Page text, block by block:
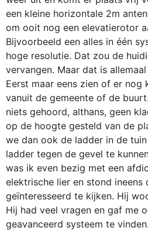
een kleine horizontale 2m
om ooit nog een elevatierotor
Bijvoorbeeld een alles in één
hoge resolutie. Dat zou de
vervangen. Maar dat is
Eerst maar eens zien of er nog
vanuit de gemeente of de
niets gehoord, althans, geen
op de hoogte gesteld van de
we dan ook de ladder in de
ladder tegen de gevel te
was ik even bezig met een
elektrische lier en stond ineens
geïnteresseerd te kijken. Hij
Hij had veel vragen en gaf me
geavanceerd systeem te